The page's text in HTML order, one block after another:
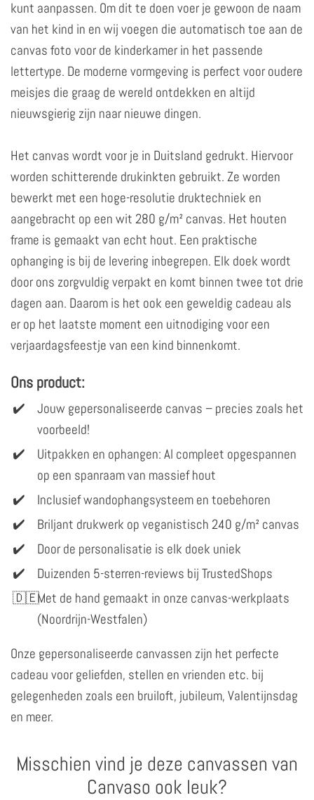
kunt aanpassen. Om dit te doen voer je gewoon de naam
van het kind in en wij voegen die automatisch toe aan de
canvas foto voor de kinderkamer in het passende
lettertype. De moderne vormgeving is perfect voor oudere
meisjes die graag de wereld ontdekken en altijd
nieuwsgierig zijn naar nieuwe dingen.
Het canvas wordt voor je in Duitsland gedrukt. Hiervoor
worden schitterende drukinkten gebruikt. Ze worden
bewerkt met een hoge-resolutie druktechniek en
aangebracht op een wit 280 g/m² canvas. Het houten
frame is gemaakt van echt hout. Een praktische
ophanging is bij de levering inbegrepen. Elk doek wordt
door ons zorgvuldig verpakt en komt binnen twee tot drie
dagen aan. Daarom is het ook een geweldig cadeau als
er op het laatste moment een uitnodiging voor een
verjaardagsfeestje van een kind binnenkomt.
Ons product:
Jouw gepersonaliseerde canvas – precies zoals het
voorbeeld!
Uitpakken en ophangen: Al compleet opgespannen
op een spanraam van massief hout
Inclusief wandophangsysteem en toebehoren
Briljant drukwerk op veganistisch 240 g/m² canvas
Door de personalisatie is elk doek uniek
Duizenden 5-sterren-reviews bij TrustedShops
Met de hand gemaakt in onze canvas-werkplaats
(Noordrijn-Westfalen)
Onze gepersonaliseerde canvassen zijn het perfecte
cadeau voor geliefden, stellen en vrienden etc. bij
gelegenheden zoals een bruiloft, jubileum, Valentijnsdag
en meer.
Misschien vind je deze canvassen van
Canvaso ook leuk?